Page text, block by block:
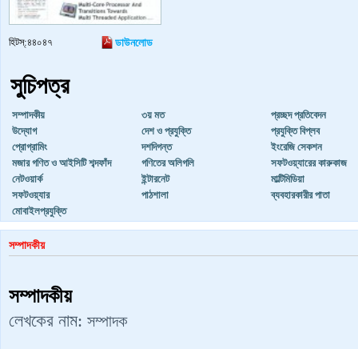
হিটস্:৪৪০৪৭ ডাউনলোড
সুচিপত্র
সম্পাদকীয় ৩য় মত
প্রচ্ছদ প্রতিবেদন
উদ্যোগ
দেশ ও প্রযুক্তি
প্রযুক্তি বিপ্লব
প্রোগ্রামিং
দশদিগন্ত
ইংরেজি সেকশন
মজার গণিত ও আইসিটি শব্দফাঁদ
গণিতের অলিগলি
সফটওয়্যারের কারুকাজ
নেটওয়ার্ক
ইন্টারনেট
মাল্টিমিডিয়া
সফটওয়্যার
পাঠশালা
ব্যবহারকারীর পাতা
মোবাইলপ্রযুক্তি
সম্পাদকীয়
সম্পাদকীয়
লেখকের নাম: সম্পাদক